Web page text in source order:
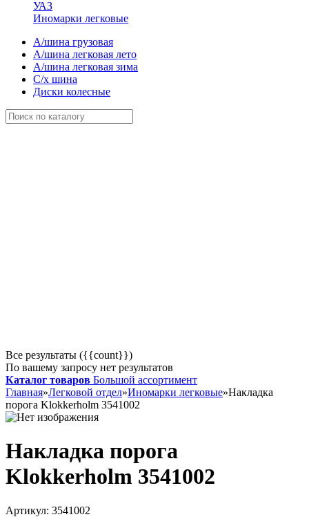
УАЗ
Иномарки легковые
А/шина грузовая
А/шина легковая лето
А/шина легковая зима
С/х шина
Диски колесные
Все результаты ({{count}})
По вашему запросу нет результатов
Каталог товаров Большой ассортимент
Главная»Легковой отдел»Иномарки легковые»Накладка
порога Klokkerholm 3541002
Накладка порога
Klokkerholm 3541002
Артикул: 3541002